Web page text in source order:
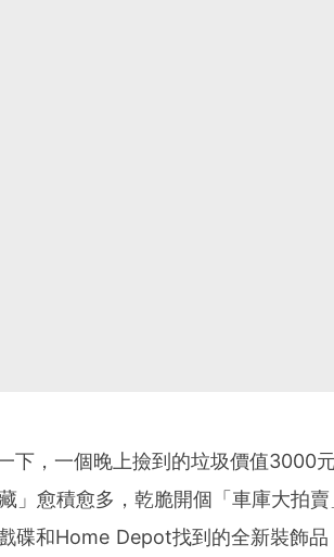
下，一個晚上撿到的垃圾價值3000
」愈積愈多，乾脆開個「車庫大拍賣
碟和Home Depot找到的全新裝飾